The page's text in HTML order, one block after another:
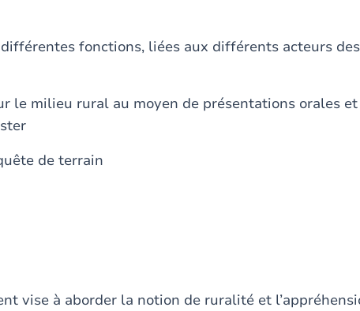
fonctions, liées aux différents acteurs
le milieu rural au moyen de présentations orales
de terrain
vise à aborder la notion de ruralité et